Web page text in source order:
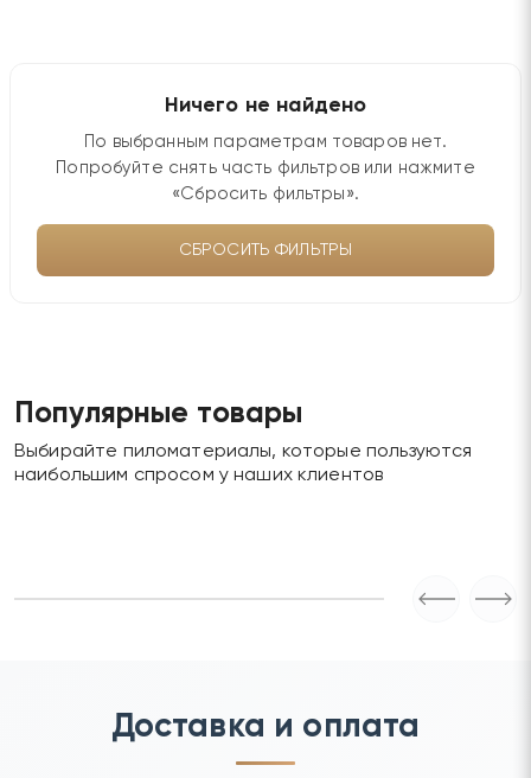
Ничего не найдено
По выбранным параметрам товаров нет.
Попробуйте снять часть фильтров или нажмите
«Сбросить фильтры».
СБРОСИТЬ ФИЛЬТРЫ
Популярные товары
Выбирайте пиломатериалы, которые пользуются
наибольшим спросом у наших клиентов
Доставка и оплата